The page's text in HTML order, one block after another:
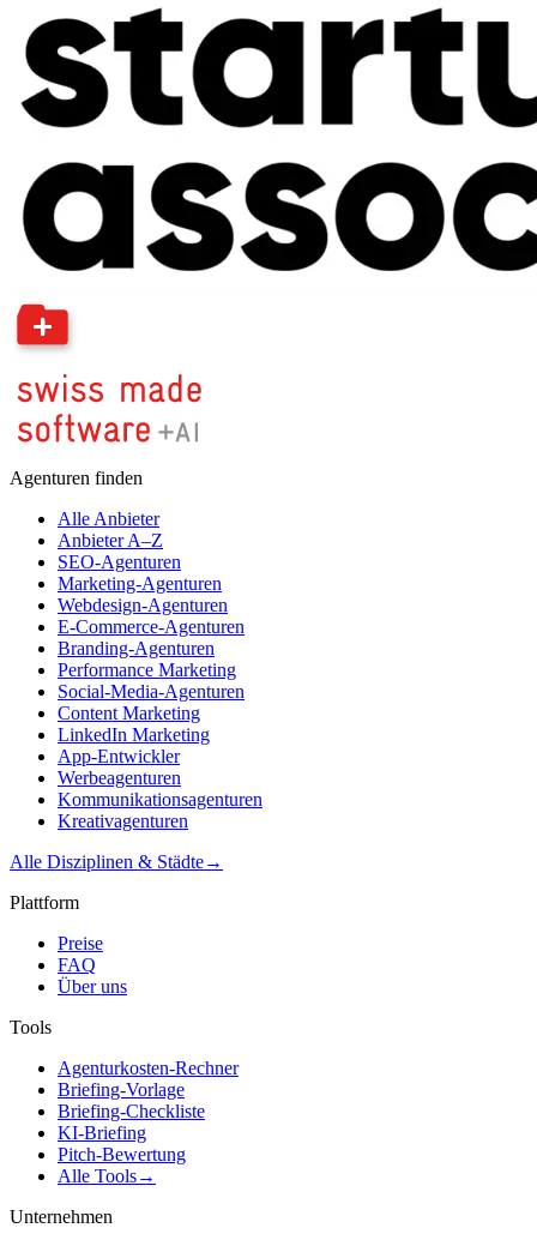
Agenturen finden
Alle Anbieter
Anbieter A–Z
SEO-Agenturen
Marketing-Agenturen
Webdesign-Agenturen
E-Commerce-Agenturen
Branding-Agenturen
Performance Marketing
Social-Media-Agenturen
Content Marketing
LinkedIn Marketing
App-Entwickler
Werbeagenturen
Kommunikationsagenturen
Kreativagenturen
Alle Disziplinen & Städte→
Plattform
Preise
FAQ
Über uns
Tools
Agenturkosten-Rechner
Briefing-Vorlage
Briefing-Checkliste
KI-Briefing
Pitch-Bewertung
Alle Tools→
Unternehmen